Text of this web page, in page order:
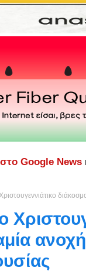
Google News